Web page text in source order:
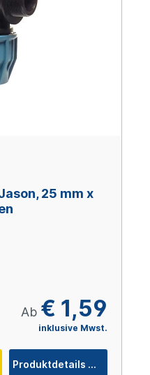
25 mm x
Ab € 1,59
inklusive Mwst.
Produktdetails